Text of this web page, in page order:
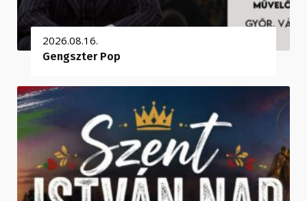
2026.08.16.
Gengszter Pop